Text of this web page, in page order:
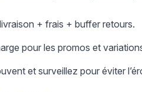
+ frais + buffer retours.
pour les promos et
et surveillez pour éviter